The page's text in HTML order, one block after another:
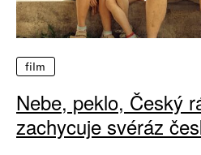
film
Nebe, peklo, Český
zachycuje svéráz